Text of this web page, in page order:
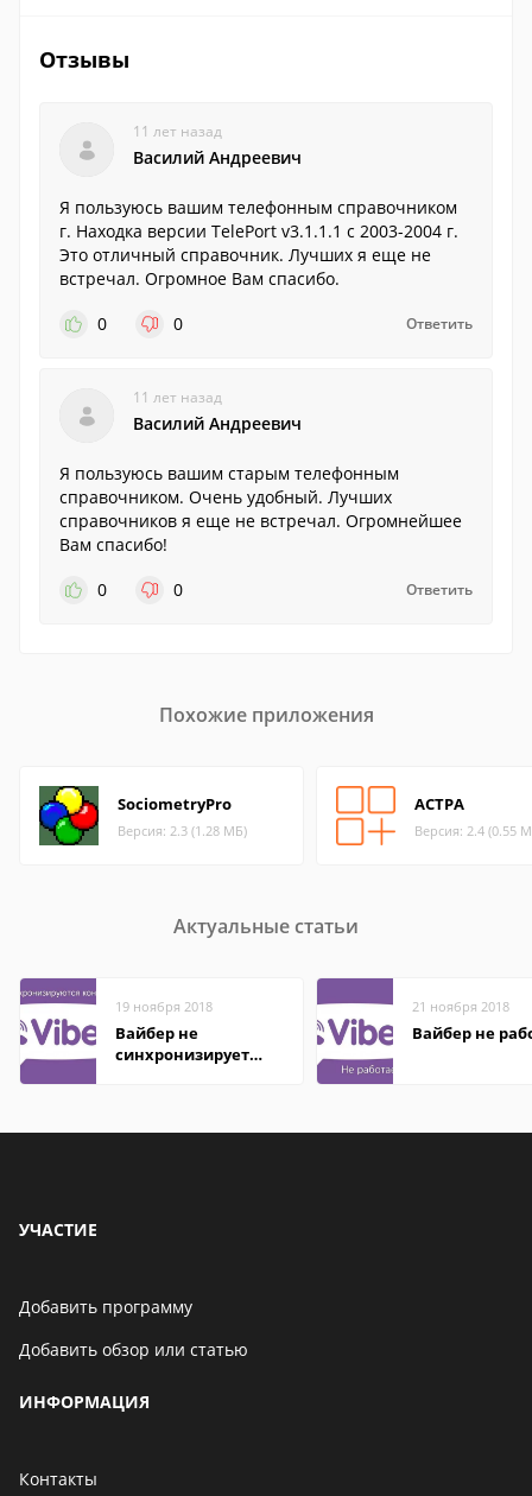
Отзывы
11 лет назад
Василий Андреевич
Я пользуюсь вашим телефонным справочником
г. Находка версии TelePort v3.1.1.1 с 2003-2004 г.
Это отличный справочник. Лучших я еще не
встречал. Огромное Вам спасибо.
0
0 Ответить
11 лет назад
Василий Андреевич
Я пользуюсь вашим старым телефонным
справочником. Очень удобный. Лучших
справочников я еще не встречал. Огромнейшее
Вам спасибо!
0
0 Ответить
Похожие приложения
SociometryPro
Версия: 2.3 (1.28 МБ)
АСТРА
Версия: 2.4 (0.55
Актуальные статьи
19 ноября 2018
Вайбер не
синхронизирует
21 ноября 2018
Вайбер не
УЧАСТИЕ
Добавить программу
Добавить обзор или статью
ИНФОРМАЦИЯ
Контакты